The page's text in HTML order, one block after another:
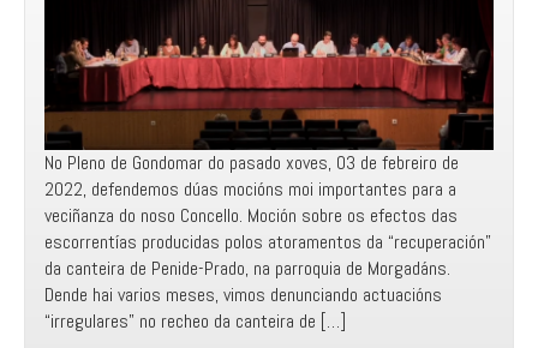
No Pleno de Gondomar do pasado xoves, 03 de febreiro de
2022, defendemos dúas mocións moi importantes para a
veciñanza do noso Concello. Moción sobre os efectos das
escorrentías producidas polos atoramentos da “recuperación”
da canteira de Penide-Prado, na parroquia de Morgadáns.
Dende hai varios meses, vimos denunciando actuacións
“irregulares” no recheo da canteira de […]